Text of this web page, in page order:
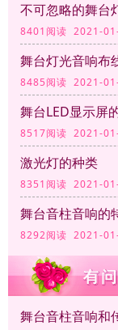
不可忽略的舞台
8401阅读 2021-
舞台灯光音响布
8485阅读 2021-
舞台LED显示屏
8517阅读 2021-
激光灯的种类
8351阅读 2021-
舞台音柱音响的
8292阅读 2021-
舞台音柱音响和